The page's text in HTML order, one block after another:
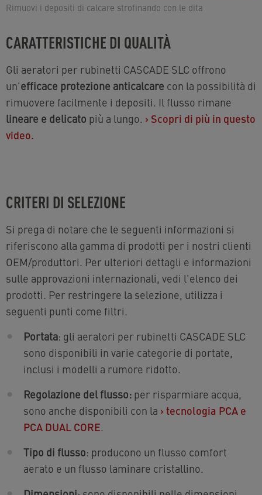
Rimuovi i depositi di calcare strofinando con le dita
CARATTERISTICHE DI QUALITÀ
Gli aeratori per rubinetti CASCADE SLC offrono
un'efficace protezione anticalcare con la possibilità di
rimuovere facilmente i depositi. Il flusso rimane
lineare e delicato più a lungo. › Scopri di più in questo
video.
CRITERI DI SELEZIONE
Si prega di notare che le seguenti informazioni si
riferiscono alla gamma di prodotti per i nostri clienti
OEM/produttori. Per ulteriori dettagli e informazioni
sulle approvazioni internazionali, vedi l'elenco dei
prodotti. Per restringere la selezione, utilizza i
seguenti punti come filtri.
Portata: gli aeratori per rubinetti CASCADE SLC
sono disponibili in varie categorie di portate,
inclusi i modelli a rumore ridotto.
Regolazione del flusso: per risparmiare acqua,
sono anche disponibili con la › tecnologia PCA e
PCA DUAL CORE.
Tipo di flusso: producono un flusso comfort
aerato e un flusso laminare cristallino.